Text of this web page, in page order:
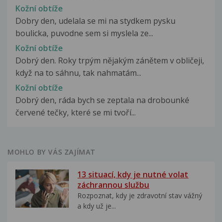
Kožní obtíže
Dobry den, udelala se mi na stydkem pysku
boulicka, puvodne sem si myslela ze...
Kožní obtíže
Dobrý den. Roky trpým nějakým zánětem v obličeji,
když na to sáhnu, tak nahmatám...
Kožní obtíže
Dobrý den, ráda bych se zeptala na drobounké
červené tečky, které se mi tvoří...
MOHLO BY VÁS ZAJÍMAT
13 situací, kdy je nutné volat
záchrannou službu
Rozpoznat, kdy je zdravotní stav vážný
a kdy už je...